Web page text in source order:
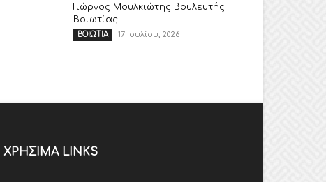
Γιώργος Μουλκιώτης Βουλευτής
Βοιωτίας
ΒΟΙΩΤΙΑ 17 Ιουλίου, 2026
ΧΡΗΣΙΜΑ LINKS